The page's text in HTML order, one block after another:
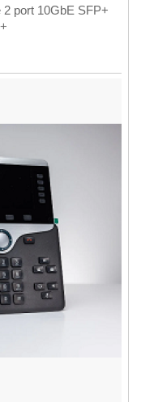
port 10GbE SFP+